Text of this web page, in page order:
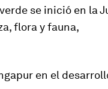
se inició en la
flora y fauna,
en el